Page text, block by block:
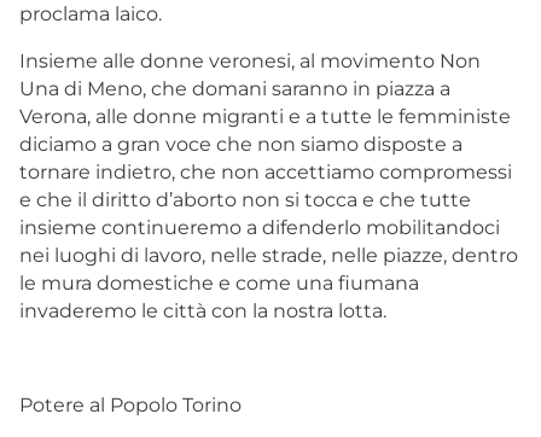
proclama laico.
Insieme alle donne veronesi, al movimento Non
Una di Meno, che domani saranno in piazza a
Verona, alle donne migranti e a tutte le femministe
diciamo a gran voce che non siamo disposte a
tornare indietro, che non accettiamo compromessi
e che il diritto d’aborto non si tocca e che tutte
insieme continueremo a difenderlo mobilitandoci
nei luoghi di lavoro, nelle strade, nelle piazze, dentro
le mura domestiche e come una fiumana
invaderemo le città con la nostra lotta.
Potere al Popolo Torino